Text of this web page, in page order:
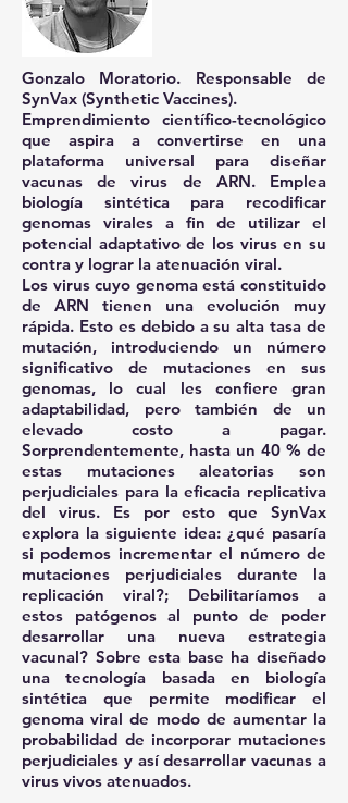
Gonzalo Moratorio. Responsable de
SynVax (Synthetic Vaccines).
Emprendimiento científico-tecnológico
que aspira a convertirse en una
plataforma universal para diseñar
vacunas de virus de ARN. Emplea
biología sintética para recodificar
genomas virales a fin de utilizar el
potencial adaptativo de los virus en su
contra y lograr la atenuación viral.
Los virus cuyo genoma está constituido
de ARN tienen una evolución muy
rápida. Esto es debido a su alta tasa de
mutación, introduciendo un número
significativo de mutaciones en sus
genomas, lo cual les confiere gran
adaptabilidad, pero también de un
elevado costo a pagar.
Sorprendentemente, hasta un 40 % de
estas mutaciones aleatorias son
perjudiciales para la eficacia replicativa
del virus. Es por esto que SynVax
explora la siguiente idea: ¿qué pasaría
si podemos incrementar el número de
mutaciones perjudiciales durante la
replicación viral?; Debilitaríamos a
estos patógenos al punto de poder
desarrollar una nueva estrategia
vacunal? Sobre esta base ha diseñado
una tecnología basada en biología
sintética que permite modificar el
genoma viral de modo de aumentar la
probabilidad de incorporar mutaciones
perjudiciales y así desarrollar vacunas a
virus vivos atenuados.